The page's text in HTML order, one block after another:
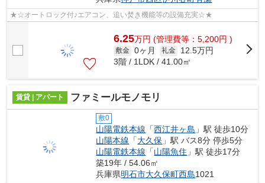
★☆オートロック付♪エアコン、追い焚き機能等の設備充実☆★
6.25万円 (管理費等：5,200円 )
敷金 0ヶ月 礼金
12.5万円
3階 / 1LDK / 41.00㎡
賃貸 | アパート ファミールモノモリ
敷0
山陽電鉄本線 「西江井ヶ島 」駅 徒歩10分
山陽本線 「大久保 」駅 バス8分 停歩5分
山陽電鉄本線 「山陽魚住 」駅 徒歩17分
築19年 / 54.06㎡
兵庫県明石市大久保町西島1021